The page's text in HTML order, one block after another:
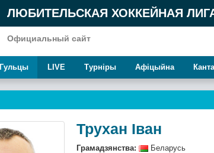
ЛЮБИТЕЛЬСКАЯ ХОККЕЙНАЯ
Официальный сайт
Гульцы LIVE Турнiры Афiцыйна
Трухан Іван
Грамадзянства:
Беларусь